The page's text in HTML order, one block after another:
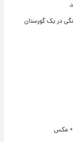
در یک گورستان